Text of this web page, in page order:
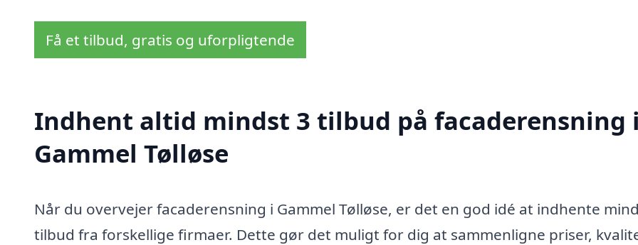
Få et tilbud, gratis og uforpligtende
Indhent altid mindst 3 tilbud på facaderensning i
Gammel Tølløse
Når du overvejer facaderensning i Gammel Tølløse, er det en god idé at indhente
tilbud fra forskellige firmaer. Dette gør det muligt for dig at sammenligne priser,